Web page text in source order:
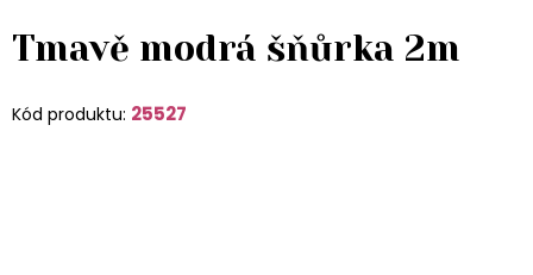
Tmavě modrá šňůrka 2m
Kód produktu: 25527